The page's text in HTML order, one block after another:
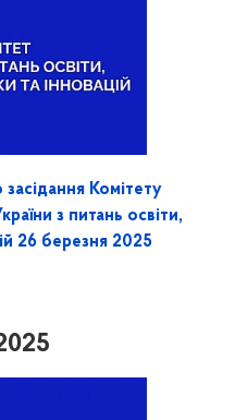
Комітету
з питань освіти,
26 березня 2025